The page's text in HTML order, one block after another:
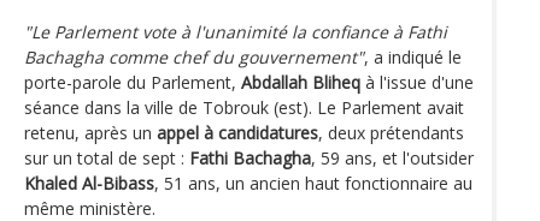
"Le Parlement vote à l'unanimité la confiance à Fathi
Bachagha comme chef du gouvernement", a indiqué le
porte-parole du Parlement, Abdallah Bliheq à l'issue d'une
séance dans la ville de Tobrouk (est). Le Parlement avait
retenu, après un appel à candidatures, deux prétendants
sur un total de sept : Fathi Bachagha, 59 ans, et l'outsider
Khaled Al-Bibass, 51 ans, un ancien haut fonctionnaire au
même ministère.